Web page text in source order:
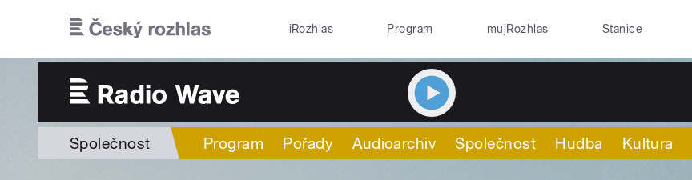
iRozhlas Program mujRozhlas Stanice
Společnost Program Pořady Audioarchiv Společnost Hudba Kultura